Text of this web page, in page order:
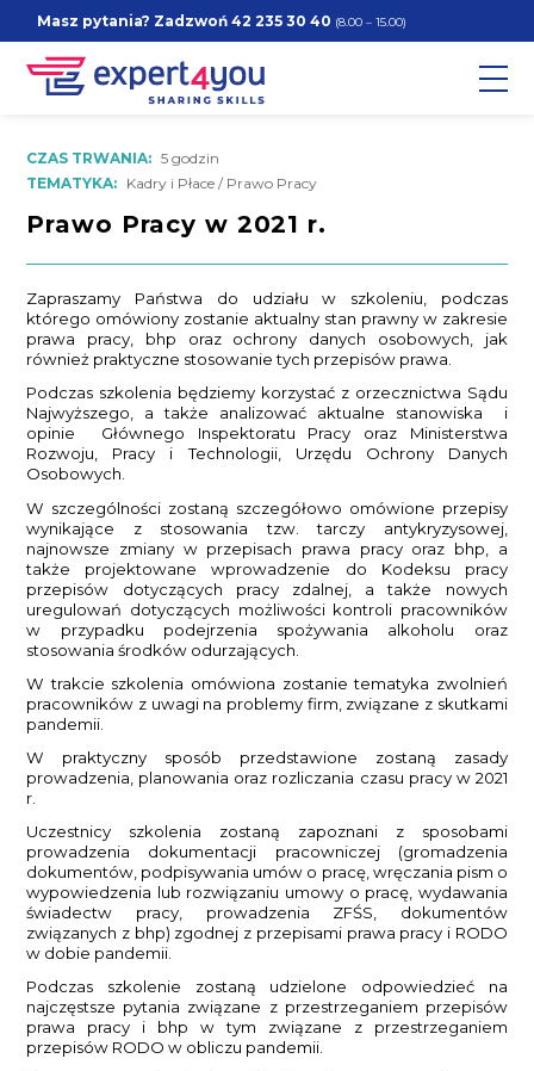
Masz pytania? Zadzwoń42 235 30 40 (8.00 – 15.00)
CZAS TRWANIA: 5 godzin
TEMATYKA: Kadry i Płace / Prawo Pracy
Prawo Pracy w 2021 r.
Zapraszamy Państwa do udziału w szkoleniu, podczas
którego omówiony zostanie aktualny stan prawny w zakresie
prawa pracy, bhp oraz ochrony danych osobowych, jak
również praktyczne stosowanie tych przepisów prawa.
Podczas szkolenia będziemy korzystać z orzecznictwa Sądu
Najwyższego, a także analizować aktualne stanowiska i
opinie Głównego Inspektoratu Pracy oraz Ministerstwa
Rozwoju, Pracy i Technologii, Urzędu Ochrony Danych
Osobowych.
W szczególności zostaną szczegółowo omówione przepisy
wynikające z stosowania tzw. tarczy antykryzysowej,
najnowsze zmiany w przepisach prawa pracy oraz bhp, a
także projektowane wprowadzenie do Kodeksu pracy
przepisów dotyczących pracy zdalnej, a także nowych
uregulowań dotyczących możliwości kontroli pracowników
w przypadku podejrzenia spożywania alkoholu oraz
stosowania środków odurzających.
W trakcie szkolenia omówiona zostanie tematyka zwolnień
pracowników z uwagi na problemy firm, związane z skutkami
pandemii.
W praktyczny sposób przedstawione zostaną zasady
prowadzenia, planowania oraz rozliczania czasu pracy w 2021
r.
Uczestnicy szkolenia zostaną zapoznani z sposobami
prowadzenia dokumentacji pracowniczej (gromadzenia
dokumentów, podpisywania umów o pracę, wręczania pism o
wypowiedzenia lub rozwiązaniu umowy o pracę, wydawania
świadectw pracy, prowadzenia ZFŚS, dokumentów
związanych z bhp) zgodnej z przepisami prawa pracy i RODO
w dobie pandemii.
Podczas szkolenie zostaną udzielone odpowiedzieć na
najczęstsze pytania związane z przestrzeganiem przepisów
prawa pracy i bhp w tym związane z przestrzeganiem
przepisów RODO w obliczu pandemii.